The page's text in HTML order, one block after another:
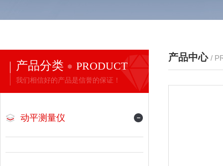
产品分类 PRODUCT
我们相信好的产品是信誉的保证！
动平测量仪
产品中心 /